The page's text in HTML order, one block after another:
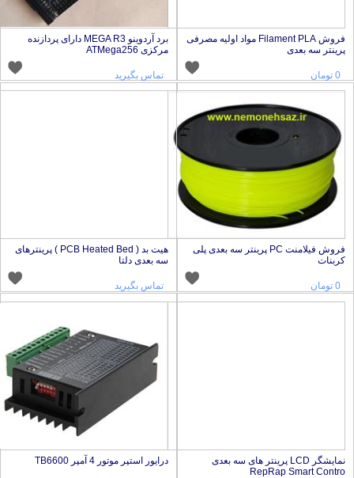
فروش Filament PLA مواد اولیه مصرفی
پرینتر سه بعدی
برد آردوینو MEGA R3 دارای پردازنده
مرکزی ATMega256
تماس بگیرید
فروش فیلامنت PC پرینتر سه بعدی پلی
کربنات
هیت بد ( PCB Heated Bed ) پرینترهای
سه بعدی دلتا
تماس بگیرید
نمایشگر LCD پرینتر های سه بعدی
RepRap Smart Contro
درایور استپر موتور 4 آمپر TB6600